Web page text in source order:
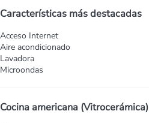
Características más destacadas
Acceso Internet
Aire acondicionado
Lavadora
Microondas
Cocina americana (Vitrocerámica)